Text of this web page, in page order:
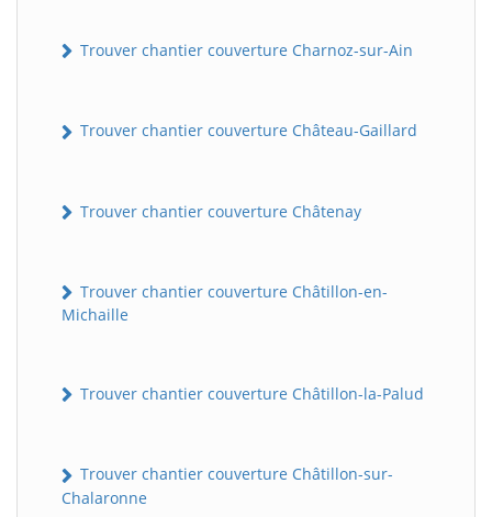
Trouver chantier couverture Charnoz-sur-Ain
Trouver chantier couverture Château-Gaillard
Trouver chantier couverture Châtenay
Trouver chantier couverture Châtillon-en-
Michaille
Trouver chantier couverture Châtillon-la-Palud
Trouver chantier couverture Châtillon-sur-
Chalaronne